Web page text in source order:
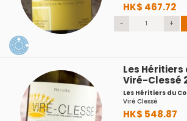
HK$ 467.72
- +
Les
Viré-Clessé
Les Héritiers du
Viré Clessé
HK$ 548.87